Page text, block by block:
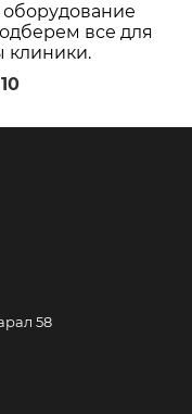
все для
клиники.
58